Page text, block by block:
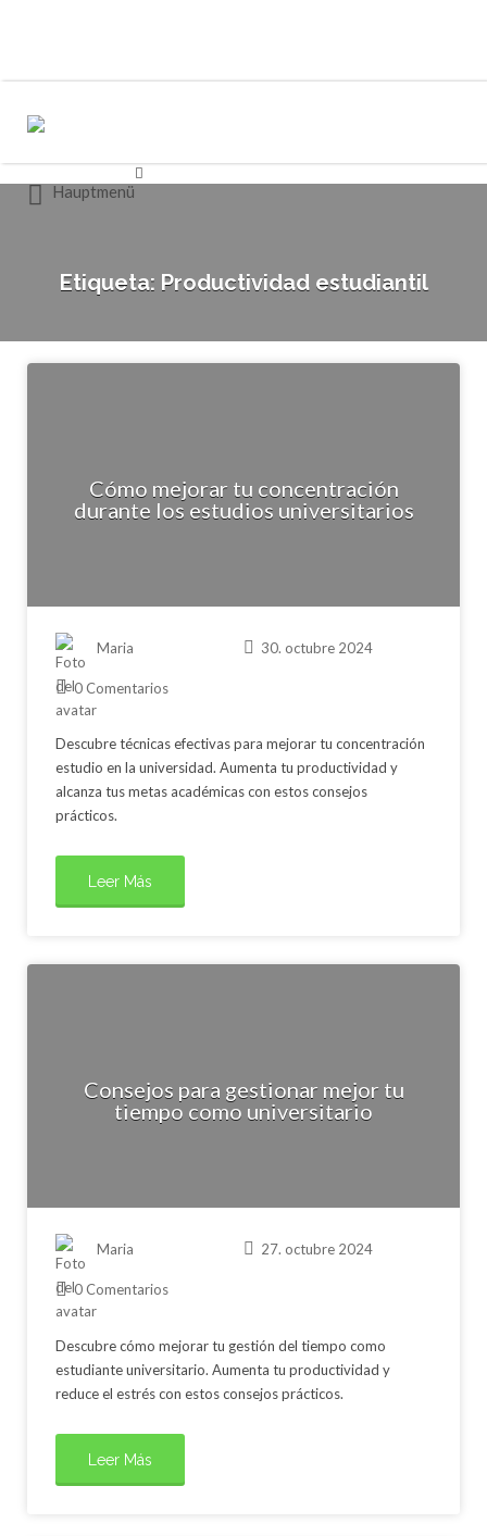
por:
Hauptmenü
Etiqueta: Productividad estudiantil
Cómo mejorar tu concentración
durante los estudios universitarios
Maria 30. octubre 2024
0 Comentarios
Descubre técnicas efectivas para mejorar tu concentración
estudio en la universidad. Aumenta tu productividad y
alcanza tus metas académicas con estos consejos
prácticos.
Leer Más
Consejos para gestionar mejor tu
tiempo como universitario
Maria 27. octubre 2024
0 Comentarios
Descubre cómo mejorar tu gestión del tiempo como
estudiante universitario. Aumenta tu productividad y
reduce el estrés con estos consejos prácticos.
Leer Más